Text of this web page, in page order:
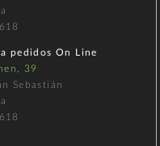
pedidos On Line
39
Sebastián